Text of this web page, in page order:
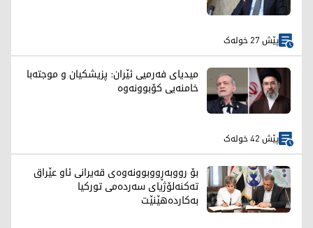
پێش 27 خولەک
میدیای فەرمیی ئێران: پزیشکیان و موجتەبا
خامنەیی کۆبوونەوە
پێش 42 خولەک
بۆ رووبەڕووبوونەوەی قەیرانی ئاو عێراق
تەکنەلۆژیای سەردەمی تورکیا
بەکاردەهێنێت